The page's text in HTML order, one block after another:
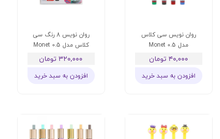
روان نویس سی کلاس
مدل Monet 0.5
۴۰,۰۰۰ تومان
افزودن به سبد خرید
روان نویس 8 رنگ سی
کلاس مدل Monet 0.5
۳۲۰,۰۰۰ تومان
افزودن به سبد خرید